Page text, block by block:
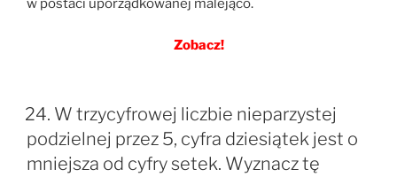
w postaci uporządkowanej malejąco.
Zobacz!
24. W trzycyfrowej liczbie nieparzystej
podzielnej przez 5, cyfra dziesiątek jest o
mniejsza od cyfry setek. Wyznacz tę